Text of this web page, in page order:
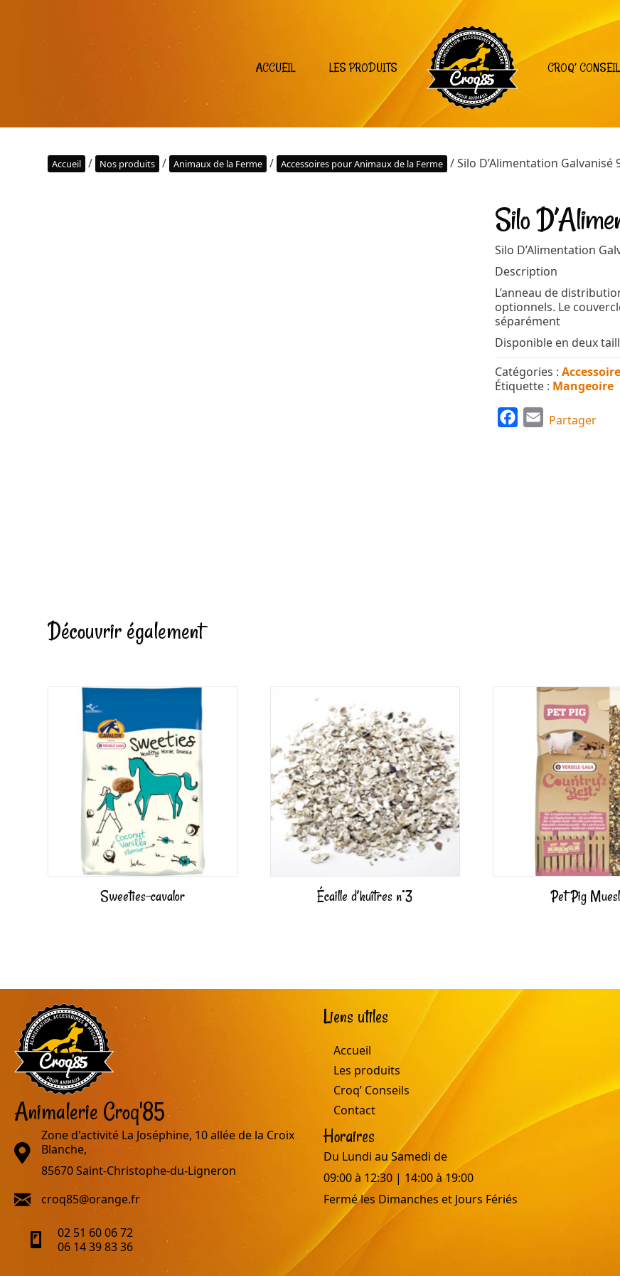
ACCUEIL LES PRODUITS CROQ’
Accueil / Nos produits / Animaux de la Ferme / Accessoires pour Animaux de la Ferme / Silo D’Alimentation Galvanisé
Silo
Silo D’Alimentation
Description
L’anneau de
optionnels. Le
séparément
Disponible en deux
Catégories :
Étiquette : Mangeoire
EPartager
Découvrir également
Sweeties-cavalor Écaille d’huîtres n°3 Pet Pig
Animalerie Croq'85
adresse
Zone d'activité La Joséphine, 10 allée de la Croix
Blanche,
85670 Saint-Christophe-du-Ligneron
email croq85@orange.fr
telephone02 51 60 06 72
06 14 39 83 36
Liens utiles
Accueil
Les produits
Croq’ Conseils
Contact
Horaires
Du Lundi au Samedi de
09:00 à 12:30 | 14:00 à 19:00
Fermé les Dimanches et Jours Fériés